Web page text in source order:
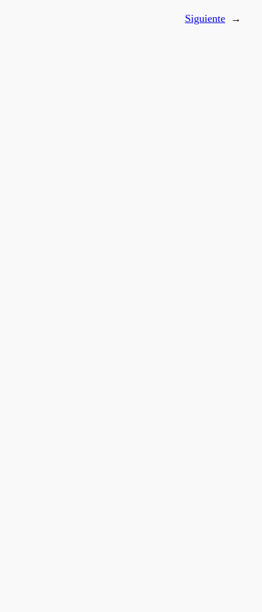
Siguiente →